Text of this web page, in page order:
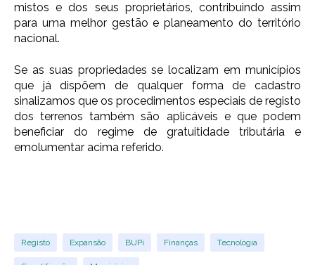
mistos e dos seus proprietários, contribuindo assim
para uma melhor gestão e planeamento do território
nacional.
Se as suas propriedades se localizam em municípios
que já dispõem de qualquer forma de cadastro
sinalizamos que os procedimentos especiais de registo
dos terrenos também são aplicáveis e que podem
beneficiar do regime de gratuitidade tributária e
emolumentar acima referido.
Registo Expansão BUPi Finanças Tecnologia